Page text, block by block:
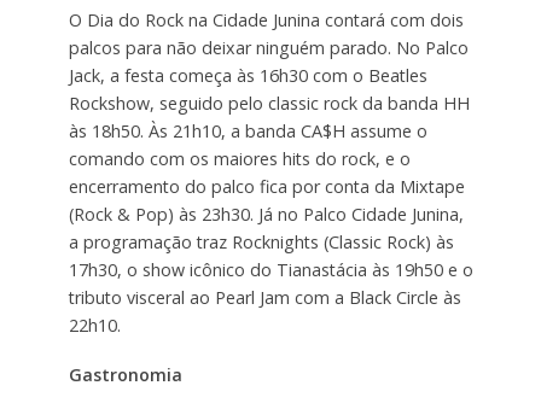
O Dia do Rock na Cidade Junina contará com dois
palcos para não deixar ninguém parado. No Palco
Jack, a festa começa às 16h30 com o Beatles
Rockshow, seguido pelo classic rock da banda HH
às 18h50. Às 21h10, a banda CA$H assume o
comando com os maiores hits do rock, e o
encerramento do palco fica por conta da Mixtape
(Rock & Pop) às 23h30. Já no Palco Cidade Junina,
a programação traz Rocknights (Classic Rock) às
17h30, o show icônico do Tianastácia às 19h50 e o
tributo visceral ao Pearl Jam com a Black Circle às
22h10.
Gastronomia